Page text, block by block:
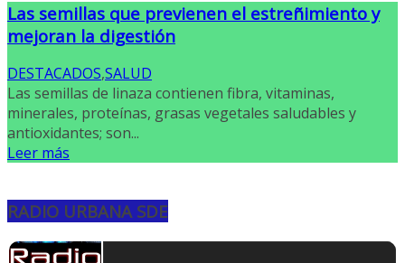
Las semillas que previenen el estreñimiento y
mejoran la digestión
DESTACADOS,SALUD
Las semillas de linaza contienen fibra, vitaminas,
minerales, proteínas, grasas vegetales saludables y
antioxidantes; son...
Leer más
RADIO URBANA SDE